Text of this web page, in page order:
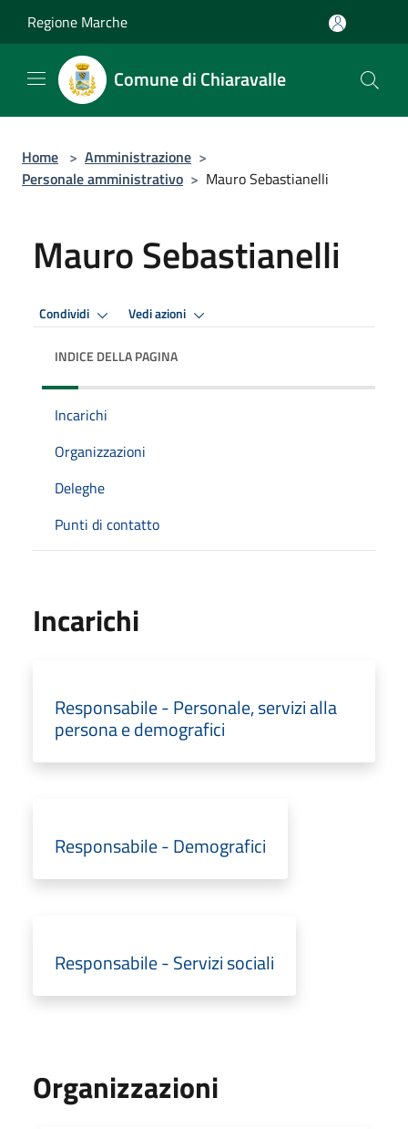
Regione Marche
Comune di Chiaravalle
Home > Amministrazione >
Personale amministrativo > Mauro Sebastianelli
Mauro Sebastianelli
Condividi Vedi azioni
INDICE DELLA PAGINA
Incarichi
Organizzazioni
Deleghe
Punti di contatto
Incarichi
Responsabile - Personale, servizi alla
persona e demografici
Responsabile - Demografici
Responsabile - Servizi sociali
Organizzazioni